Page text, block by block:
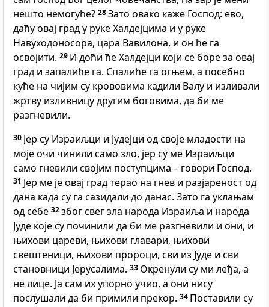
нешто немогуће? 28Зато овако каже Господ: ево,
даћу овај град у руке Халдејцима и у руке
Навуходоносора, цара Вавилона, и он ће га
освојити. 29 И доћи ће Халдејци који се боре за овај
град и запалиће га. Спалиће га огњем, а посебно
куће на чијим су крововима кадили Валу и изливали
жртву изливницу другим боговима, да би ме
разгневили.
30 Јер су Израиљци и Јудејци од своје младости на
моје очи чинили само зло, јер су ме Израиљци
само гневили својим поступцима – говори Господ.
31 Јер ме је овај град терао на гнев и разјареност од
дана када су га сазидали до данас. Зато га уклањам
од себе 32због свег зла народа Израиља и народа
Јуде које су починили да би ме разгневили и они, и
њихови цареви, њихови главари, њихови
свештеници, њихови пророци, сви из Јуде и сви
становници Јерусалима. 33 Окренули су ми леђа, а
не лице. Ја сам их упорно учио, а они нису
послушали да би примили прекор. 34 Поставили су